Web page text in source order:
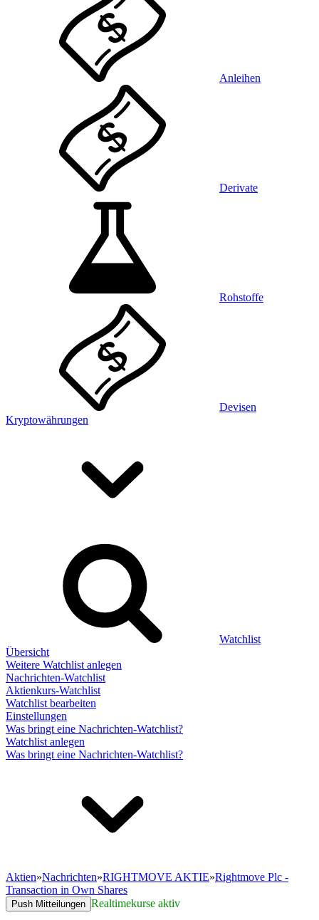
Anleihen
Derivate
Rohstoffe
Devisen
Kryptowährungen
Watchlist
Übersicht
Weitere Watchlist anlegen
Nachrichten-Watchlist
Aktienkurs-Watchlist
Watchlist bearbeiten
Einstellungen
Was bringt eine Nachrichten-Watchlist?
Watchlist anlegen
Was bringt eine Nachrichten-Watchlist?
Aktien»Nachrichten»RIGHTMOVE AKTIE»Rightmove Plc -
Transaction in Own Shares
Push Mitteilungen Realtimekurse aktiv